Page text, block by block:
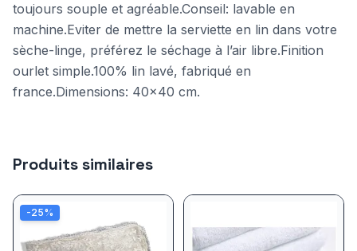
toujours souple et agréable.Conseil: lavable en
machine.Eviter de mettre la serviette en lin dans votre
sèche-linge, préférez le séchage à l’air libre.Finition
ourlet simple.100% lin lavé, fabriqué en
france.Dimensions: 40×40 cm.
Produits similaires
-25%